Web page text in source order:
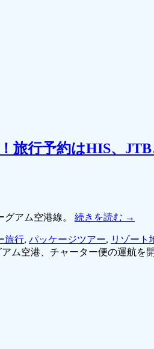
旅行予約はHIS、
アム空港線。 続きを読む →
旅行, パッケージツアー, リゾート
ム空港、チャーター便の運航を